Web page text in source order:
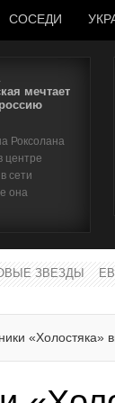
СОСЕДИ
мечтает
Роксолана
центре
сети
она
ЗВЕЗДЫ
«Холостяка»